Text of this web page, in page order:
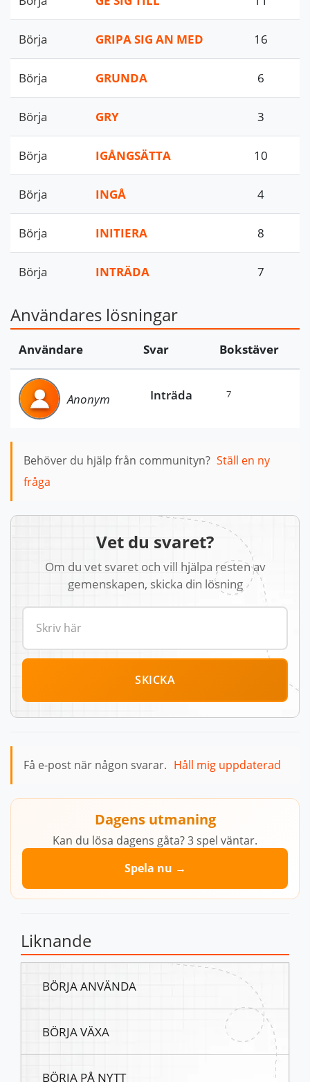
Börja GRIPA SIG AN MED 16
Börja GRUNDA 6
Börja GRY 3
Börja IGÅNGSÄTTA 10
Börja INGÅ 4
Börja INITIERA 8
Börja INTRÄDA 7
Användares lösningar
Användare Svar Bokstäver
Anonym Inträda 7
Behöver du hjälp från communityn? Ställ en ny
fråga
Vet du svaret?
Om du vet svaret och vill hjälpa resten av
gemenskapen, skicka din lösning
SKICKA
Få e-post när någon svarar. Håll mig uppdaterad
Dagens utmaning
Kan du lösa dagens gåta? 3 spel väntar.
Spela nu →
Liknande
BÖRJA ANVÄNDA
BÖRJA VÄXA
BÖRJA PÅ NYTT